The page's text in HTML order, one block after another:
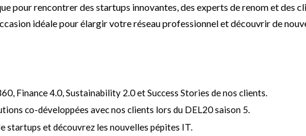
pour rencontrer des startups innovantes, des experts de renom et des
idéale pour élargir votre réseau professionnel et découvrir de
Finance 4.0, Sustainability 2.0 et Success Stories de nos clients.
co-développées avec nos clients lors du DEL20 saison 5.
startups et découvrez les nouvelles pépites IT.